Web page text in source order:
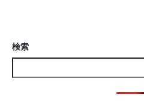
検索